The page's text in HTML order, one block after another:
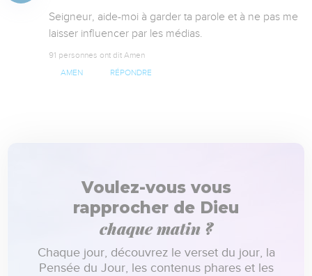
Seigneur, aide-moi à garder ta parole et à ne pas me
laisser influencer par les médias.
91 personnes ont dit Amen
AMEN RÉPONDRE
Voulez-vous vous
rapprocher de Dieu
chaque matin ?
Chaque jour, découvrez le verset du jour, la
Pensée du Jour, les contenus phares et les